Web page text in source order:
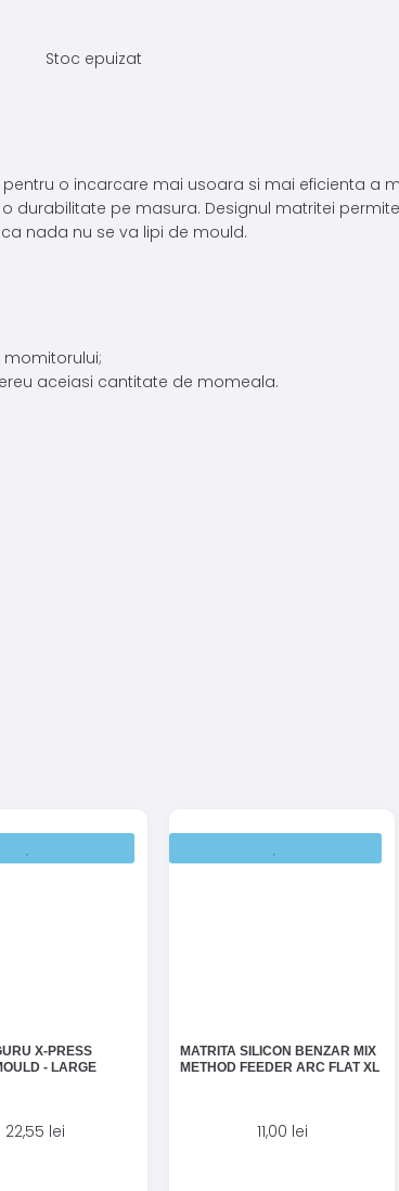
Stoc epuizat
o incarcare mai usoara si mai eficienta a
durabilitate pe masura. Designul matritei
nada nu se va lipi de mould.
aceiasi cantitate de momeala.
X-PRESS
- LARGE
22,55 lei
MATRITA SILICON BENZAR MIX
METHOD FEEDER ARC FLAT XL
11,00 lei